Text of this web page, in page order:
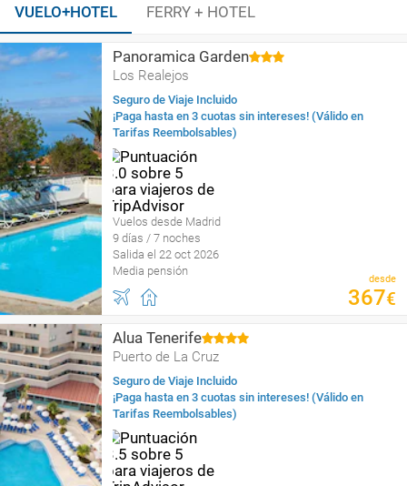
VUELO+HOTEL FERRY + HOTEL
Panoramica Garden
Los Realejos
Seguro de Viaje Incluido
¡Paga hasta en 3 cuotas sin intereses! (Válido en
Tarifas Reembolsables)
Vuelos desde Madrid
9 días / 7 noches
Salida el 22 oct 2026
Media pensión
desde
367€
Alua Tenerife
Puerto de La Cruz
Seguro de Viaje Incluido
¡Paga hasta en 3 cuotas sin intereses! (Válido en
Tarifas Reembolsables)